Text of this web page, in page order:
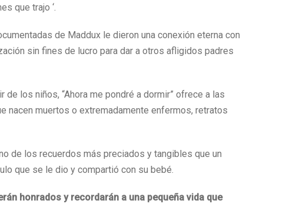
que trajo ‘.
de Maddux le dieron una conexión eterna con
sin fines de lucro para dar a otros afligidos padres
los niños, “Ahora me pondré a dormir” ofrece a las
nacen muertos o extremadamente enfermos, retratos
de los recuerdos más preciados y tangibles que un
que se le dio y compartió con su bebé.
honrados y recordarán a una pequeña vida que